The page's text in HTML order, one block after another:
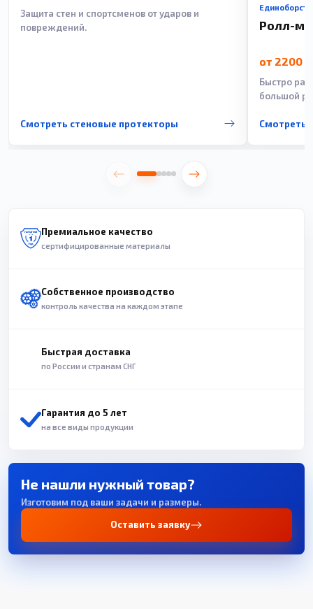
Защита стен и спортсменов от ударов и
повреждений.
Смотреть стеновые протекторы
Ролл-
от 2200
Быстро
большой
Смотреть
Премиальное качество
сертифицированные материалы
Собственное производство
контроль качества на каждом этапе
Быстрая доставка
по России и странам СНГ
Гарантия до 5 лет
на все виды продукции
Не нашли нужный товар?
Изготовим под ваши задачи и размеры.
Оставить заявку